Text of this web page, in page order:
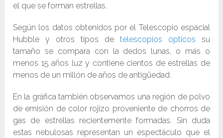
el que se forman estrellas.
Según los datos obtenidos por el Telescopio espacial
Hubble y otros tipos de telescopios ópticos su
tamaño se compara con la dedos lunas, o más o
menos 15 años luz y contiene cientos de estrellas de
menos de un millón de años de antigüedad.
En la gráfica también observamos una región de polvo
de emisión de color rojizo proveniente de chorros de
gas de estrellas recientemente formadas. Sin duda
estas nebulosas representan un espectáculo que el